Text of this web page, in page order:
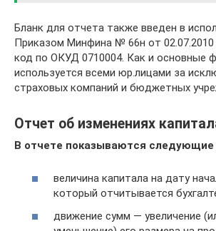
Бланк для отчета также введен в
Приказом Минфина № 66н от 02.07.2010
код по ОКУД 0710004. Как и основные
используется всеми юр.лицами за
страховых компаний и бюджетных
Отчет об изменениях
В отчете показываются
величина капитала на дату
который отчитывается
движение сумм — увеличение